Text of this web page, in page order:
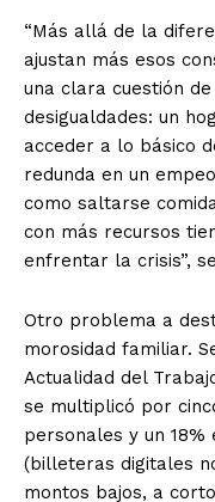
“Más allá de la
ajustan más esos
una clara cuestión
desigualdades: un
acceder a lo básico
redunda en un
como saltarse
con más recursos
enfrentar la crisis”,
Otro problema a
morosidad familiar.
Actualidad del
se multiplicó por
personales y un
(billeteras digitales
montos bajos, a